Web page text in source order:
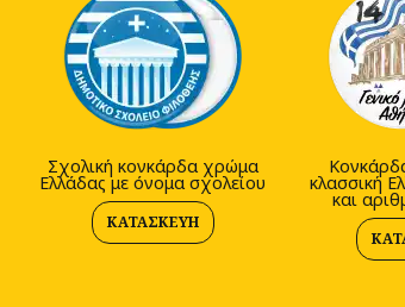
Σχολική κονκάρδα χρώμα
Ελλάδας με όνομα σχολείου
ΚΑΤΑΣΚΕΥΉ
κλασσική
και